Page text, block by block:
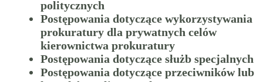
politycznych
Postępowania dotyczące wykorzystywania
prokuratury dla prywatnych celów
kierownictwa prokuratury
Postępowania dotyczące służb specjalnych
Postępowania dotyczące przeciwników lub